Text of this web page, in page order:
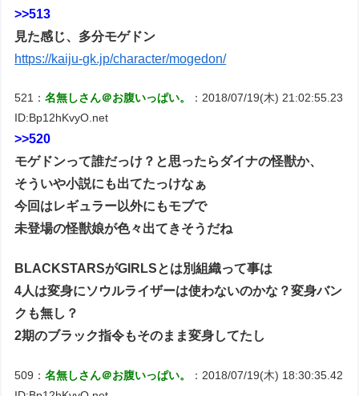
>>513
見た感じ、多分モゲドン
https://kaiju-gk.jp/character/mogedon/
521：名無しさん＠お腹いっぱい。
：2018/07/19(木) 21:02:55.23
ID:Bp12hKvyO.net
>>520
モゲドンって誰だっけ？と思ったらダイナの怪獣か、
そういや小説にも出てたっけなぁ
今回はレギュラー以外にもモブで
未登場の怪獣娘が色々出てきそうだね
BLACKSTARSがGIRLSとは別組織って事は
4人は変身にソウルライザーは使わないのかな？変身バン
クも無し？
2期のブラック指令もそのまま変身してたし
509：名無しさん＠お腹いっぱい。
：2018/07/19(木) 18:30:35.42